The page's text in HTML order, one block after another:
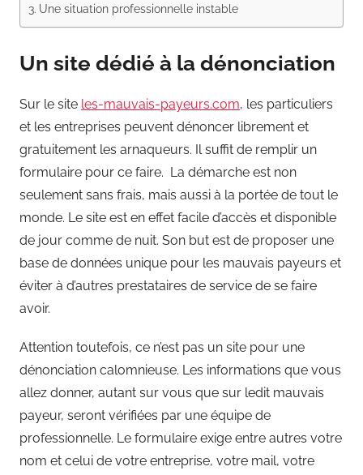
Une situation professionnelle instable
Un site dédié à la dénonciation
Sur le site les-mauvais-payeurs.com, les particuliers
et les entreprises peuvent dénoncer librement et
gratuitement les arnaqueurs. Il suffit de remplir un
formulaire pour ce faire. La démarche est non
seulement sans frais, mais aussi à la portée de tout le
monde. Le site est en effet facile d’accès et disponible
de jour comme de nuit. Son but est de proposer une
base de données unique pour les mauvais payeurs et
éviter à d’autres prestataires de service de se faire
avoir.
Attention toutefois, ce n’est pas un site pour une
dénonciation calomnieuse. Les informations que vous
allez donner, autant sur vous que sur ledit mauvais
payeur, seront vérifiées par une équipe de
professionnelle. Le formulaire exige entre autres votre
nom et celui de votre entreprise, votre mail, votre